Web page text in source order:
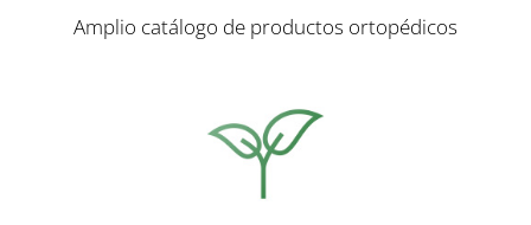
Amplio catálogo de productos ortopédicos